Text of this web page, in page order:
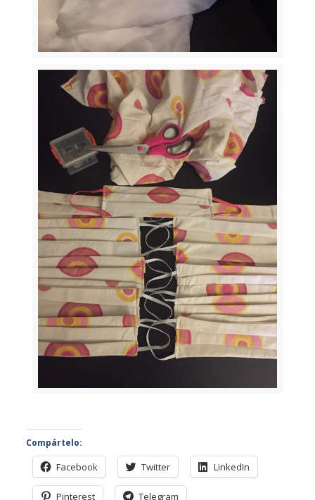
Compártelo:
Facebook Twitter LinkedIn
Pinterest Telegram